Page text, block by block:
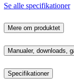
Se alle specifikationer
Mere om produktet
Manualer, downloads,
Specifikationer